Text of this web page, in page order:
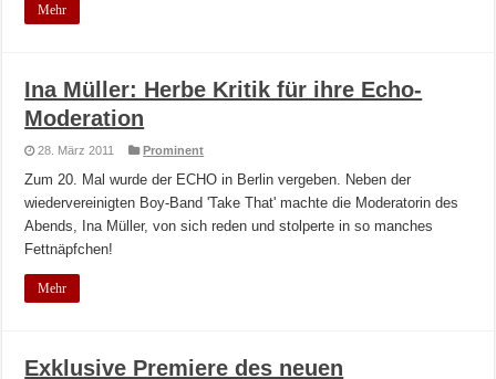
Mehr
Ina Müller: Herbe Kritik für ihre Echo-
Moderation
28. März 2011 Prominent
Zum 20. Mal wurde der ECHO in Berlin vergeben. Neben der
wiedervereinigten Boy-Band 'Take That' machte die Moderatorin des
Abends, Ina Müller, von sich reden und stolperte in so manches
Fettnäpfchen!
Mehr
Exklusive Premiere des neuen